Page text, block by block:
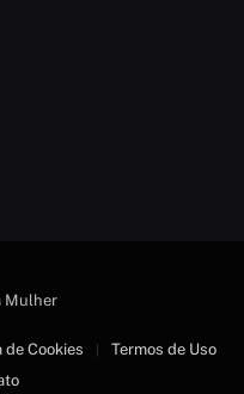
Mulher
de Cookies
Termos de Uso